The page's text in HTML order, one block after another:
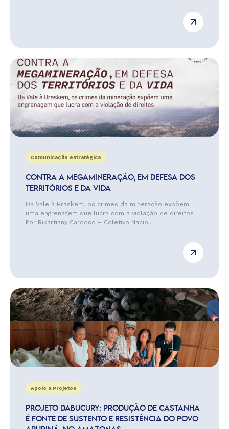
Comunicação estratégica
CONTRA A MEGAMINERAÇÃO, EM DEFESA DOS
TERRITÓRIOS E DA VIDA
Da Vale à Braskem, os crimes da mineração expõem
uma engrenagem que lucra com a violação de direitos
Por Rikartiany Cardoso – Coletivo Nacio...
Apoio a Projetos
PROJETO DABUCURY: PRODUÇÃO DE CASTANHA
É FONTE DE SUSTENTO E RESISTÊNCIA DO POVO